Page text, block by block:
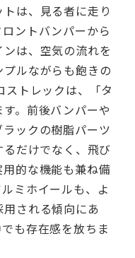
は、見る者に走り
ントバンパーから
は、空気の流れを
ルながらも飽きの
ストレックは、「タ
。前後バンパーや
ックの樹脂パーツ
だけでなく、飛び
的な機能も兼ね備
ミホイールも、よ
される傾向にあ
も存在感を放ちま